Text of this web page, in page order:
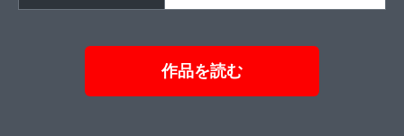
作品を読む